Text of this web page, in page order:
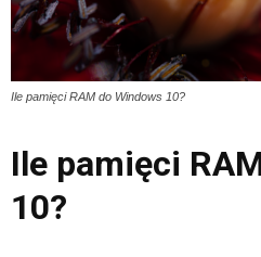
Ile pamięci RAM do Windows 10?
Ile pamięci
10?